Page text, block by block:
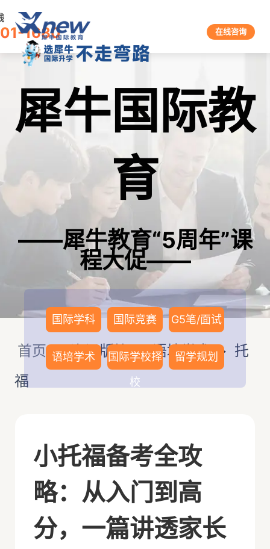
1680 在线咨询
犀牛国际教
育
——犀牛教育“5周年”课
程大促——
国际学科 国际竞赛 G5笔/面试
语培学术
国际学校择
校
留学规划
首页>资讯版块>语培学术> 托
福
小托福备考全攻
略：从入门到高
分，一篇讲透家长